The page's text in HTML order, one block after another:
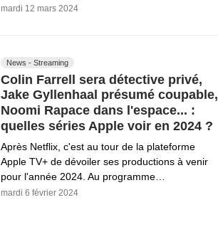
mardi 12 mars 2024
News - Streaming
Colin Farrell sera détective privé,
Jake Gyllenhaal présumé coupable,
Noomi Rapace dans l'espace... :
quelles séries Apple voir en 2024 ?
Après Netflix, c'est au tour de la plateforme
Apple TV+ de dévoiler ses productions à venir
pour l'année 2024. Au programme…
mardi 6 février 2024